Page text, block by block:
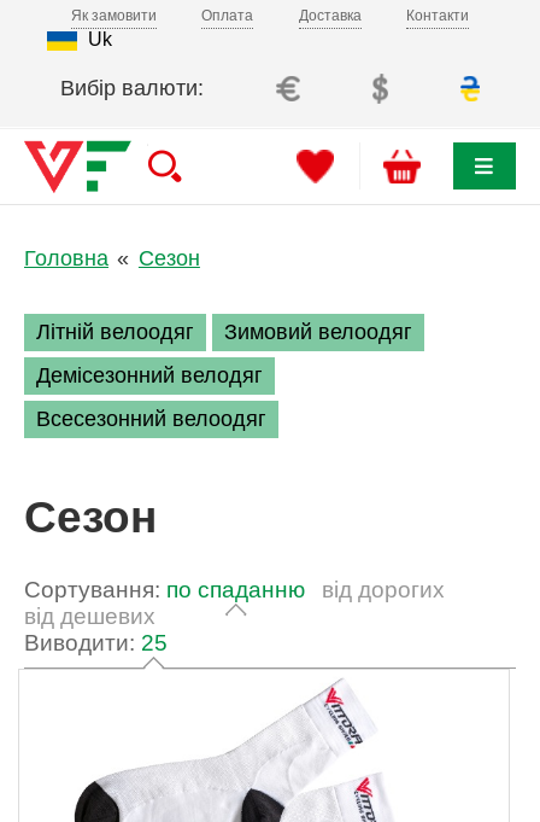
Як замовити Оплата Доставка Контакти
Uk
Вибір валюти:
Головна Сезон
Літній велоодяг
Зимовий велоодяг
Демісезонний велодяг
Всесезонний велоодяг
Сезон
Сортування: по спаданню
від дорогих
від дешевих
Виводити: 25